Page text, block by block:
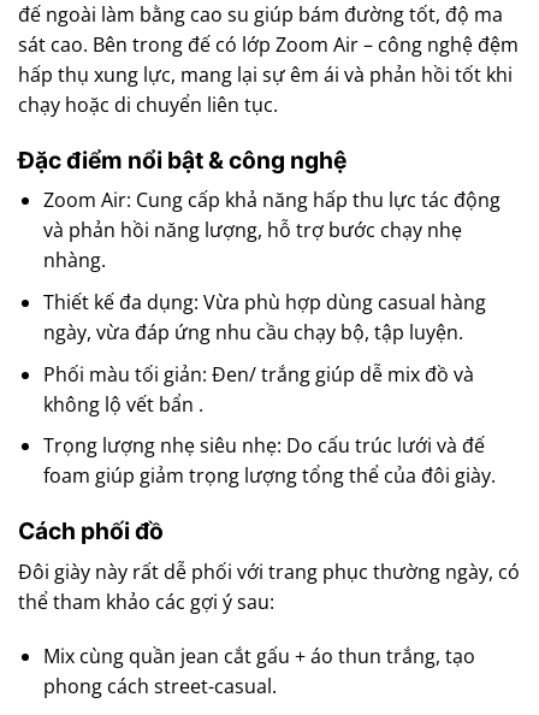
đế ngoài làm bằng cao su giúp bám đường tốt, độ ma
sát cao. Bên trong đế có lớp Zoom Air – công nghệ đệm
hấp thụ xung lực, mang lại sự êm ái và phản hồi tốt khi
chạy hoặc di chuyển liên tục.
Đặc điểm nổi bật & công nghệ
Zoom Air: Cung cấp khả năng hấp thu lực tác động
và phản hồi năng lượng, hỗ trợ bước chạy nhẹ
nhàng.
Thiết kế đa dụng: Vừa phù hợp dùng casual hàng
ngày, vừa đáp ứng nhu cầu chạy bộ, tập luyện.
Phối màu tối giản: Đen/ trắng giúp dễ mix đồ và
không lộ vết bẩn .
Trọng lượng nhẹ siêu nhẹ: Do cấu trúc lưới và đế
foam giúp giảm trọng lượng tổng thể của đôi giày.
Cách phối đồ
Đôi giày này rất dễ phối với trang phục thường ngày, có
thể tham khảo các gợi ý sau:
Mix cùng quần jean cắt gấu + áo thun trắng, tạo
phong cách street-casual.